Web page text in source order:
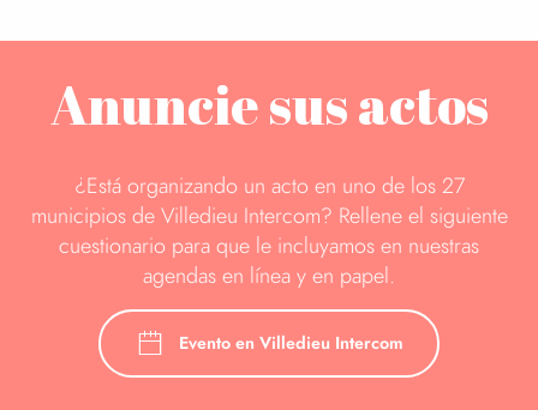
Anuncie sus actos
¿Está organizando un acto en uno de los 27
municipios de Villedieu Intercom? Rellene el siguiente
cuestionario para que le incluyamos en nuestras
agendas en línea y en papel.
Evento en Villedieu Intercom